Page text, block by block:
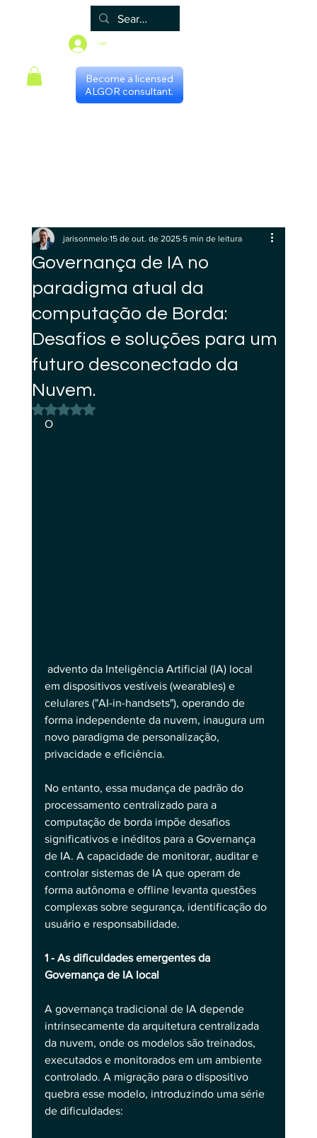
Login
Become a licensed
ALGOR consultant.
Governança de IA no
paradigma atual da
computação de Borda:
Desafios e soluções para um
futuro desconectado da
Nuvem.
jarisonmelo 15 de out. de 2025 5 min de leitura
Avaliado com NaN de 5 estrelas.
O
em dispositivos vestíveis (wearables) e
celulares ("AI-in-handsets"), operando de
forma independente da nuvem, inaugura um
novo paradigma de personalização,
privacidade e eficiência.
No entanto, essa mudança de padrão do
processamento centralizado para a
computação de borda impõe desafios
significativos e inéditos para a Governança
de IA. A capacidade de monitorar, auditar e
controlar sistemas de IA que operam de
forma autônoma e offline levanta questões
complexas sobre segurança, identificação do
usuário e responsabilidade.
1 - As dificuldades emergentes da
Governança de IA local
A governança tradicional de IA depende
intrinsecamente da arquitetura centralizada
da nuvem, onde os modelos são treinados,
executados e monitorados em um ambiente
controlado. A migração para o dispositivo
quebra esse modelo, introduzindo uma série
de dificuldades: